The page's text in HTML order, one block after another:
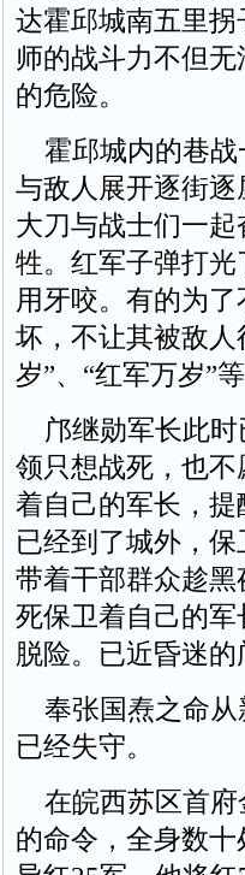
达霍邱城南五里
师的战斗力不但
的危险。
霍邱城内的巷战
与敌人展开逐街
大刀与战士们一
牲。红军子弹打
用牙咬。有的为
坏，不让其被敌
岁”、“红军万岁”
邝继勋军长此时
领只想战死，也
着自己的军长，
已经到了城外，
带着干部群众趁
死保卫着自己的
脱险。已近昏迷
奉张国焘之命从
已经失守。
在皖西苏区首府
的命令，全身数